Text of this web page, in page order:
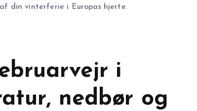
din vinterferie i Europas hjerte.
i
nedbør og